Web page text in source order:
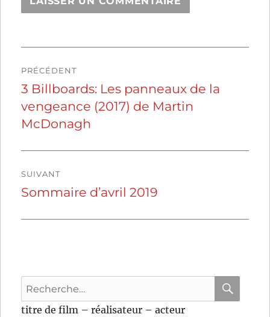
de
l’article
PRÉCÉDENT
Publication
précédente :
3 Billboards: Les panneaux de la
vengeance (2017) de Martin
McDonagh
SUIVANT
Publication
Sommaire d’avril 2019
Recherche
pour
titre de film – réalisateur – acteur